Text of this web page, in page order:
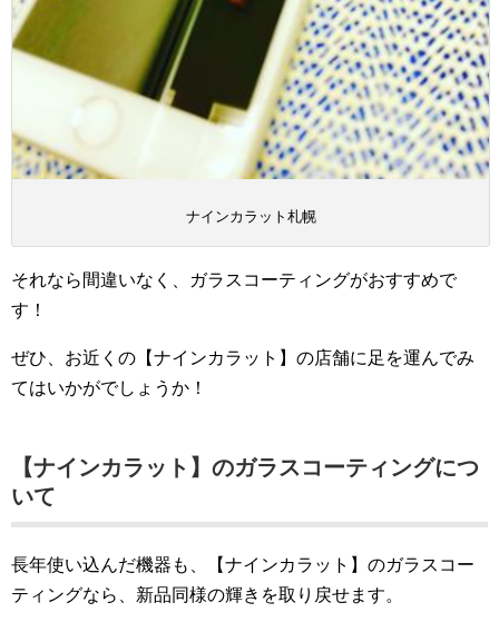
ナインカラット札幌
それなら間違いなく、ガラスコーティングがおすすめで
す！
ぜひ、お近くの【ナインカラット】の店舗に足を運んでみ
てはいかがでしょうか！
【ナインカラット】のガラスコーティングにつ
いて
長年使い込んだ機器も、【ナインカラット】のガラスコー
ティングなら、新品同様の輝きを取り戻せます。